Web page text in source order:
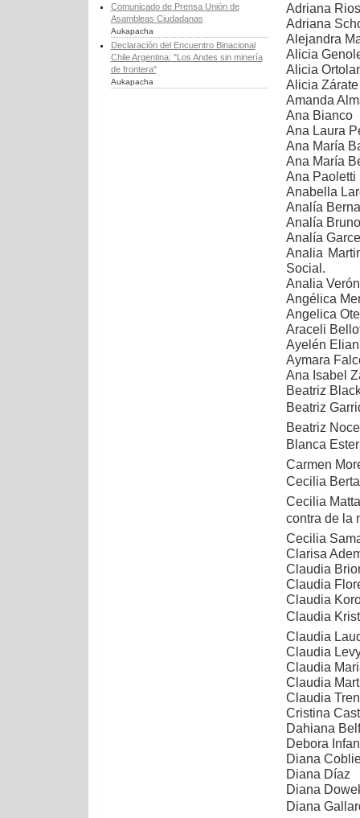
Comunicado de Prensa Unión de
Asambleas Ciudadanas
Aukapacha
Declaración del Encuentro Binacional
Chile Argentina: "Los Andes sin minería
de frontera"
Aukapacha
Adriana
Adriana
Alejandra
Alicia
Alicia
Alicia
Amanda
Ana Bianco
Ana Laura
Ana María
Ana María
Ana Paoletti
Anabella
Analía
Analía
Analía
Analia
Social.
Analia
Angélica
Angelica
Araceli
Ayelén
Aymara
Ana Isabel
Beatriz
Beatriz
Beatriz
Blanca
Carmen
Cecilia
Cecilia
contra de la
Cecilia
Clarisa
Claudia
Claudia
Claudia
Claudia
Claudia
Claudia
Claudia
Claudia
Claudia
Cristina
Dahiana
Debora
Diana
Diana Díaz
Diana
Diana